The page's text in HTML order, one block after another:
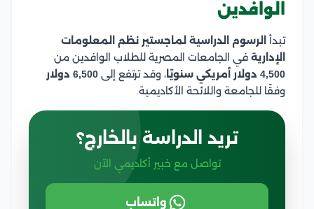
الوافدين
تبدأ
الرسوم الدراسية لماجستير نظم المعلومات
الإدارية في الجامعات المصرية للطلاب الوافدين من
4,500 دولار أمريكي سنويًا
، وقد ترتفع إلى 6,500 دولار
وفقًا للجامعة واللائحة الأكاديمية.
تريد الدراسة بالخارج؟
تواصل مع خبير أكاديمي الآن
واتساب